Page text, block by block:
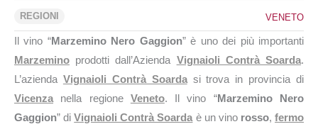
REGIONI VENETO
Il vino “Marzemino Nero Gaggion” è uno dei più importanti
Marzemino prodotti dall’Azienda Vignaioli Contrà Soarda.
L’azienda Vignaioli Contrà Soardasi trova in provincia di
Vicenza nella regione Veneto. Il vino “Marzemino Nero
Gaggion” diVignaioli Contrà Soarda è un vino rosso,fermo